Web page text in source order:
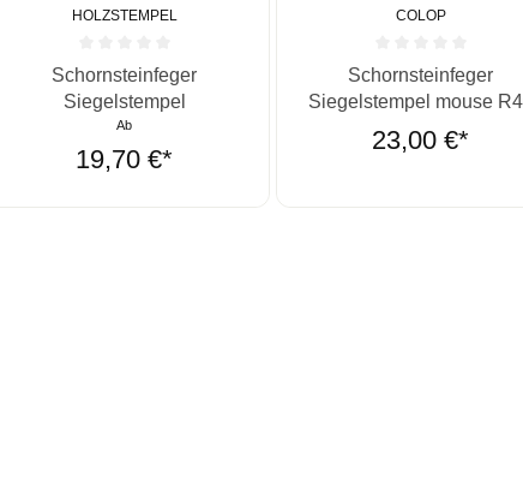
HOLZSTEMPEL
Durchschnittliche Bewertung von 0 von 5 Sternen
Schornsteinfeger
Siegelstempel
Ab
19,70 €*
COLOP
Durchschnittliche
Schornsteinfeger
Siegelstempel mouse
23,00 €*